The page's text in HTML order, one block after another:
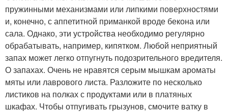
пружинными механизмами или липкими поверхностями
и, конечно, с аппетитной приманкой вроде бекона или
сала. Однако, эти устройства необходимо регулярно
обрабатывать, например, кипятком. Любой неприятный
запах может легко отпугнуть подозрительного вредителя.
О запахах. Очень не нравятся серым мышкам ароматы
мяты или лаврового листа. Разложите по несколько
листиков на полках с продуктами или в платяных
шкафах. Чтобы отпугивать грызунов, смочите ватку в